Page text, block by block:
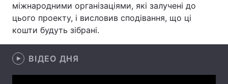
Відео з Youtube Статті
Інтерв'ю
Архів
міжнародними організаціями, які залучені до
цього проекту, і висловив сподівання, що ці
кошти будуть зібрані.
ВІДЕО ДНЯ